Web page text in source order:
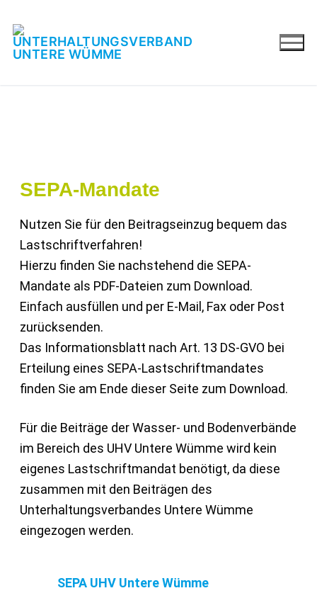
SEPA-Mandate
Nutzen Sie für den Beitragseinzug bequem das
Lastschriftverfahren!
Hierzu finden Sie nachstehend die SEPA-
Mandate als PDF-Dateien zum Download.
Einfach ausfüllen und per E-Mail, Fax oder Post
zurücksenden.
Das Informationsblatt nach Art. 13 DS-GVO bei
Erteilung eines SEPA-Lastschriftmandates
finden Sie am Ende dieser Seite zum Download.
Für die Beiträge der Wasser- und Bodenverbände
im Bereich des UHV Untere Wümme wird kein
eigenes Lastschriftmandat benötigt, da diese
zusammen mit den Beiträgen des
Unterhaltungsverbandes Untere Wümme
eingezogen werden.
SEPA UHV Untere Wümme